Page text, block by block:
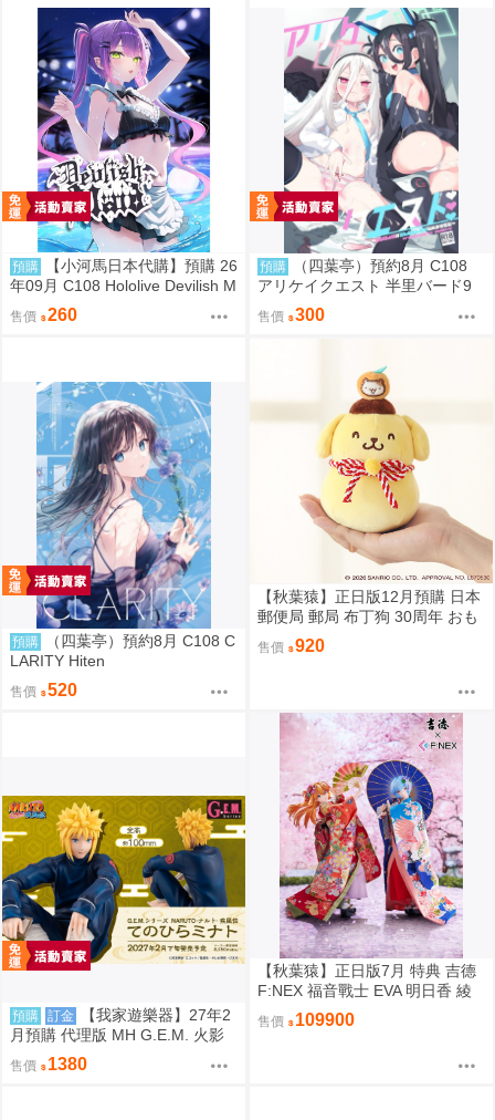
預購
【小河馬日本代購】預購 26
年09月 C108 Hololive Devilish M
aid 繪師:にゃろめ
售價 260
預購
（四葉亭）預約8月 C108
アリケイクエスト 半里バード9
售價 300
預購
（四葉亭）預約8月 C108 C
LARITY Hiten
售價 520
【秋葉猿】正日版12月預購 日本
郵便局 郵局 布丁狗 30周年 おも
ちもちもちマスコット 吊飾
售價 920
預購 訂金
【我家遊樂器】27年2
月預購 代理版 MH G.E.M. 火影
忍者 疾風傳 掌上系列 波風湊
售價 1380
【秋葉猿】正日版7月 特典 吉德
F:NEX 福音戰士 EVA 明日香 綾
波零 日本人形 1/4 PVC 完成品
套組
售價 109900